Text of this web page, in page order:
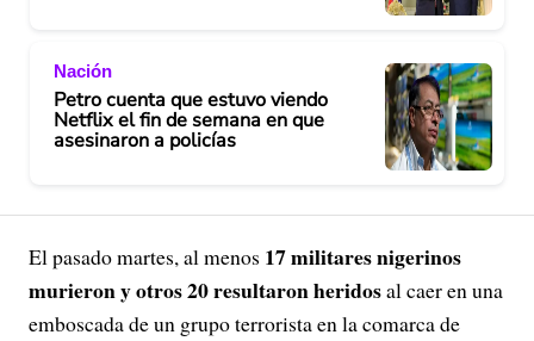
Nación
Petro cuenta que estuvo viendo
Netflix el fin de semana en que
asesinaron a policías
El pasado martes, al menos 17 militares nigerinos
murieron y otros 20 resultaron heridosal caer en una
emboscada de un grupo terrorista en la comarca de